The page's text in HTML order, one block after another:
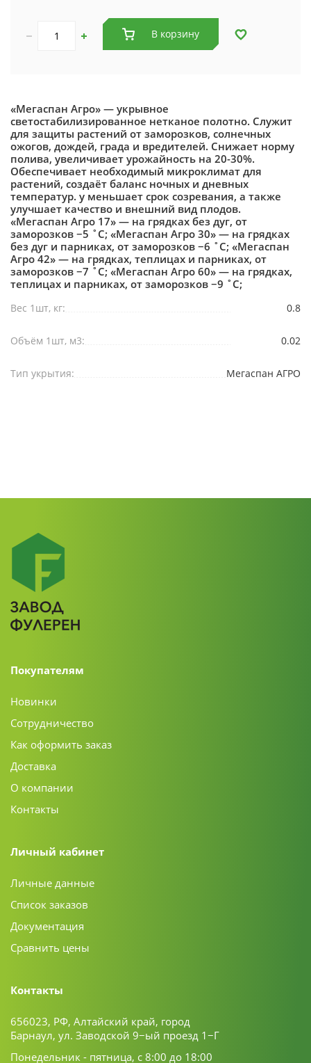
В корзину
«Мегаспан Агро» — укрывное
светостабилизированное нетканое полотно. Служит
для защиты растений от заморозков, солнечных
ожогов, дождей, града и вредителей. Снижает норму
полива, увеличивает урожайность на 20-30%.
Обеспечивает необходимый микроклимат для
растений, создаёт баланс ночных и дневных
температур. у меньшает срок созревания, а также
улучшает качество и внешний вид плодов.
«Мегаспан Агро 17» — на грядках без дуг, от
заморозков −5 ˚С; «Мегаспан Агро 30» — на грядках
без дуг и парниках, от заморозков −6 ˚С; «Мегаспан
Агро 42» — на грядках, теплицах и парниках, от
заморозков −7 ˚С; «Мегаспан Агро 60» — на грядках,
теплицах и парниках, от заморозков −9 ˚С;
Вес 1шт, кг: 0.8
Объём 1шт, м3: 0.02
Тип укрытия: Мегаспан АГРО
Покупателям
Новинки
Сотрудничество
Как оформить заказ
Доставка
О компании
Контакты
Личный кабинет
Личные данные
Список заказов
Документация
Сравнить цены
Контакты
656023, РФ, Алтайский край, город
Барнаул, ул. Заводской 9−ый проезд 1−Г
Понедельник - пятница, с 8:00 до 18:00